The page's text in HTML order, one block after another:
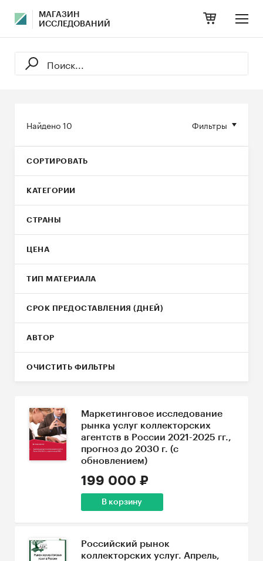
МАГАЗИН
ИССЛЕДОВАНИЙ
Фильтры
Найдено10
СОРТИРОВАТЬ
КАТЕГОРИИ
СТРАНЫ
ЦЕНА
ТИП МАТЕРИАЛА
СРОК ПРЕДОСТАВЛЕНИЯ (ДНЕЙ)
АВТОР
ОЧИСТИТЬ ФИЛЬТРЫ
Маркетинговое исследование
рынка услуг коллекторских
агентств в России 2021-2025 гг.,
прогноз до 2030 г. (с
обновлением)
199 000 ₽
В корзину
Российский рынок
коллекторских услуг. Апрель,